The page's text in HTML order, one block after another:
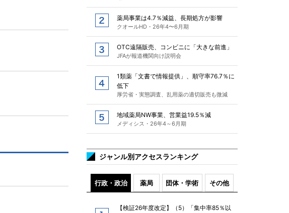
薬局事業は4.7％減益、長期処方が影響
クオールHD・26年4〜6月期
OTC遠隔販売、コンビニに「大きな前進」
JFAが報道機関向け説明会
1類薬「文書で情報提供」、順守率76.7％に
低下
厚労省・実態調査、乱用薬の適切販売も微減
地域薬局NW事業、営業益19.5％減
メディシス・26年4～6月期
ジャンル別アクセスランキング
行政・政治 薬局 団体・学術 その他
【検証26年度改定】（5）「集中率85％以